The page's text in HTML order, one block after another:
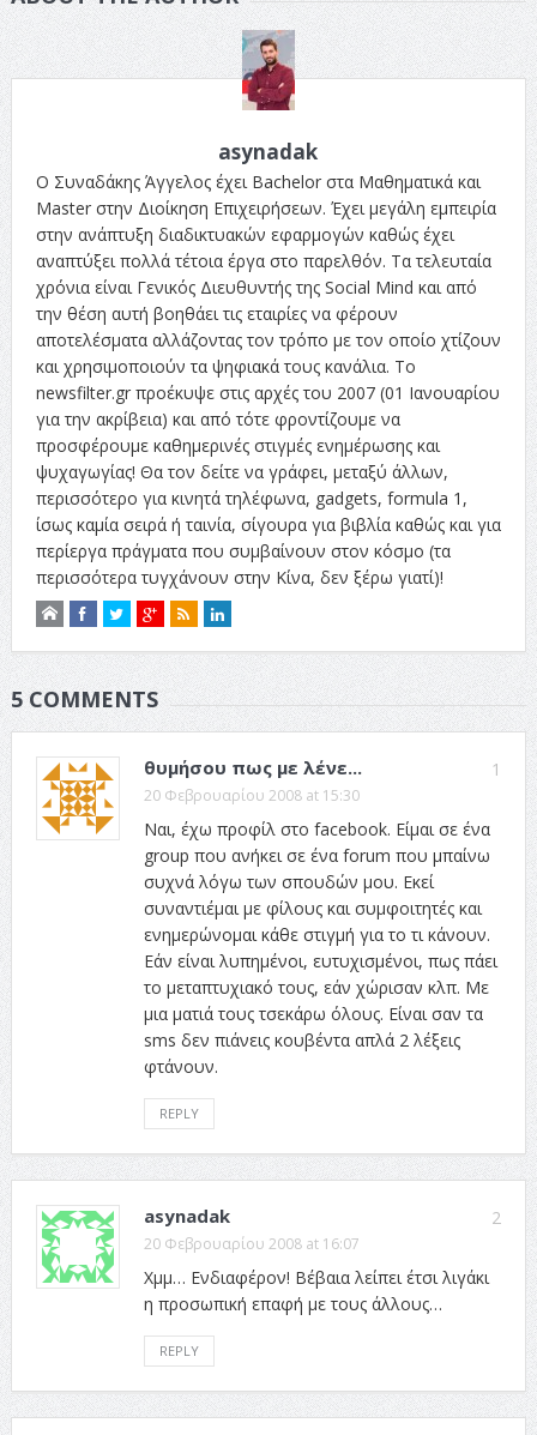
asynadak
Ο Συναδάκης Άγγελος έχει Bachelor στα Μαθηματικά και
Master στην Διοίκηση Επιχειρήσεων. Έχει μεγάλη εμπειρία
στην ανάπτυξη διαδικτυακών εφαρμογών καθώς έχει
αναπτύξει πολλά τέτοια έργα στο παρελθόν. Τα τελευταία
χρόνια είναι Γενικός Διευθυντής της Social Mind και από
την θέση αυτή βοηθάει τις εταιρίες να φέρουν
αποτελέσματα αλλάζοντας τον τρόπο με τον οποίο χτίζουν
και χρησιμοποιούν τα ψηφιακά τους κανάλια. Το
newsfilter.gr προέκυψε στις αρχές του 2007 (01 Ιανουαρίου
για την ακρίβεια) και από τότε φροντίζουμε να
προσφέρουμε καθημερινές στιγμές ενημέρωσης και
ψυχαγωγίας! Θα τον δείτε να γράφει, μεταξύ άλλων,
περισσότερο για κινητά τηλέφωνα, gadgets, formula 1,
ίσως καμία σειρά ή ταινία, σίγουρα για βιβλία καθώς και για
περίεργα πράγματα που συμβαίνουν στον κόσμο (τα
περισσότερα τυγχάνουν στην Κίνα, δεν ξέρω γιατί)!
5 COMMENTS
1
θυμήσου πως με λένε...
20 Φεβρουαρίου 2008 at 15:30
Ναι, έχω προφίλ στο facebook. Είμαι σε ένα
group που ανήκει σε ένα forum που μπαίνω
συχνά λόγω των σπουδών μου. Εκεί
συναντιέμαι με φίλους και συμφοιτητές και
ενημερώνομαι κάθε στιγμή για το τι κάνουν.
Εάν είναι λυπημένοι, ευτυχισμένοι, πως πάει
το μεταπτυχιακό τους, εάν χώρισαν κλπ. Με
μια ματιά τους τσεκάρω όλους. Είναι σαν τα
sms δεν πιάνεις κουβέντα απλά 2 λέξεις
φτάνουν.
REPLY
2
asynadak
20 Φεβρουαρίου 2008 at 16:07
Χμμ… Ενδιαφέρον! Βέβαια λείπει έτσι λιγάκι
η προσωπική επαφή με τους άλλους…
REPLY